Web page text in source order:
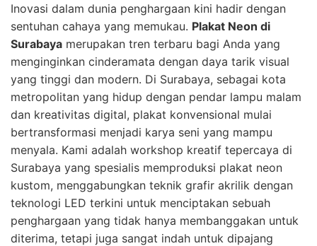
Inovasi dalam dunia penghargaan kini hadir dengan
sentuhan cahaya yang memukau. Plakat Neon di
Surabaya merupakan tren terbaru bagi Anda yang
menginginkan cinderamata dengan daya tarik visual
yang tinggi dan modern. Di Surabaya, sebagai kota
metropolitan yang hidup dengan pendar lampu malam
dan kreativitas digital, plakat konvensional mulai
bertransformasi menjadi karya seni yang mampu
menyala. Kami adalah workshop kreatif tepercaya di
Surabaya yang spesialis memproduksi plakat neon
kustom, menggabungkan teknik grafir akrilik dengan
teknologi LED terkini untuk menciptakan sebuah
penghargaan yang tidak hanya membanggakan untuk
diterima, tetapi juga sangat indah untuk dipajang